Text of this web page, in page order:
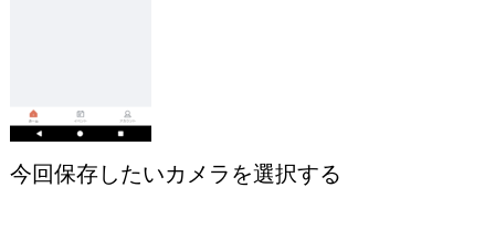
今回保存したいカメラを選択する